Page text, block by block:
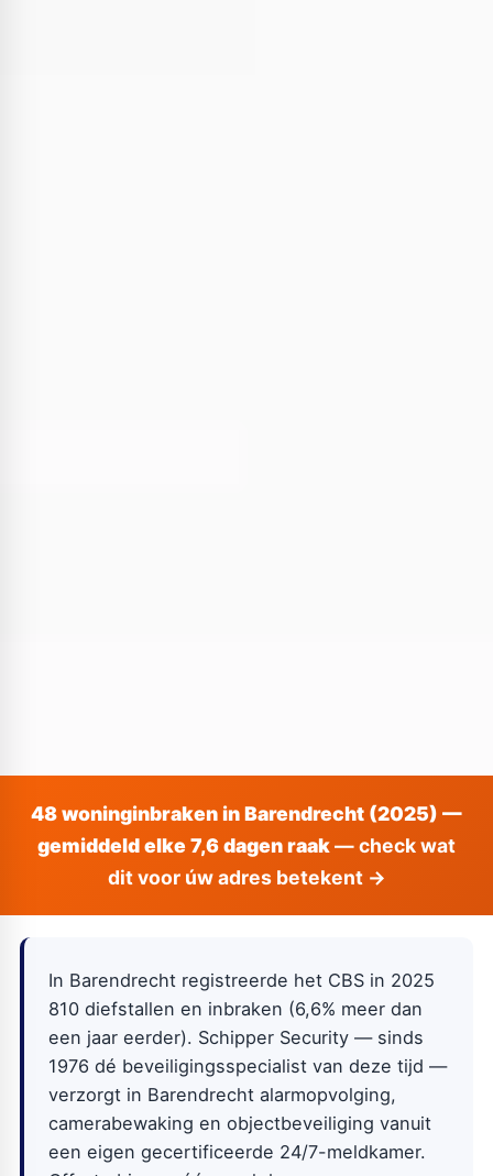
48 woninginbraken in Barendrecht (2025) —
gemiddeld elke 7,6 dagen raak— check wat
dit voor úw adres betekent →
In Barendrecht registreerde het CBS in 2025
810 diefstallen en inbraken (6,6% meer dan
een jaar eerder). Schipper Security — sinds
1976 dé beveiligingsspecialist van deze tijd —
verzorgt in Barendrecht alarmopvolging,
camerabewaking en objectbeveiliging vanuit
een eigen gecertificeerde 24/7-meldkamer.